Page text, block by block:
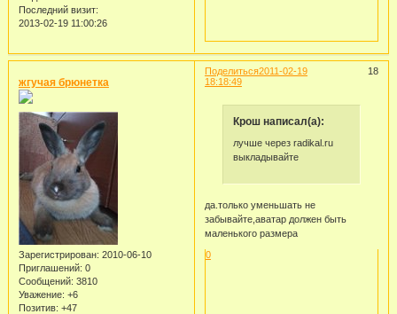
Последний визит:
2013-02-19 11:00:26
Поделиться 18
2011-02-19
18:18:49
жгучая брюнетка
Зарегистрирован: 2010-06-10
Приглашений: 0
Сообщений: 3810
Уважение: +6
Позитив: +47
Крош написал(а):
лучше через radikal.ru
выкладывайте
да.только уменьшать не
забывайте,аватар должен быть
маленького размера
0